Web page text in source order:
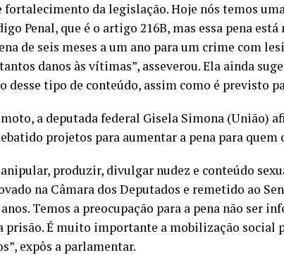
fortalecimento da legislação. Hoje nós temos
Penal, que é o artigo 216B, mas essa pena
de seis meses a um ano para um crime com
danos às vítimas”, asseverou. Ela ainda
desse tipo de conteúdo, assim como é previsto
a deputada federal Gisela Simona (União)
projetos para aumentar a pena para quem
produzir, divulgar nudez e conteúdo
na Câmara dos Deputados e remetido ao
Temos a preocupação para a pena não ser
prisão. É muito importante a mobilização social
expôs a parlamentar.